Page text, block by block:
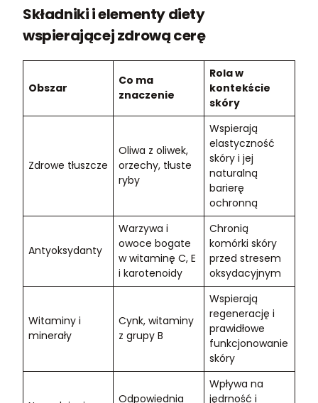
Składniki i elementy diety
wspierającej zdrową cerę
Obszar
Co ma
znaczenie
Rola w
kontekście
skóry
Zdrowe tłuszcze
Oliwa z oliwek,
orzechy, tłuste
ryby
Wspierają
elastyczność
skóry i jej
naturalną
barierę
ochronną
Antyoksydanty
Warzywa i
owoce bogate
w witaminę C, E
i karotenoidy
Chronią
komórki skóry
przed stresem
oksydacyjnym
Witaminy i
minerały
Cynk, witaminy
z grupy B
Wspierają
regenerację i
prawidłowe
funkcjonowanie
skóry
Odpowiednia
Wpływa na
jędrność i